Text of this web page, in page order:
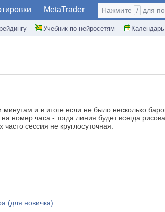
MetaTrader
Учебник по нейросетям Календарь
Нажмите / для
и в итоге если не было несколько
номер часа - тогда линия будет всегда
сессия не круглосуточная.
(для новичка)